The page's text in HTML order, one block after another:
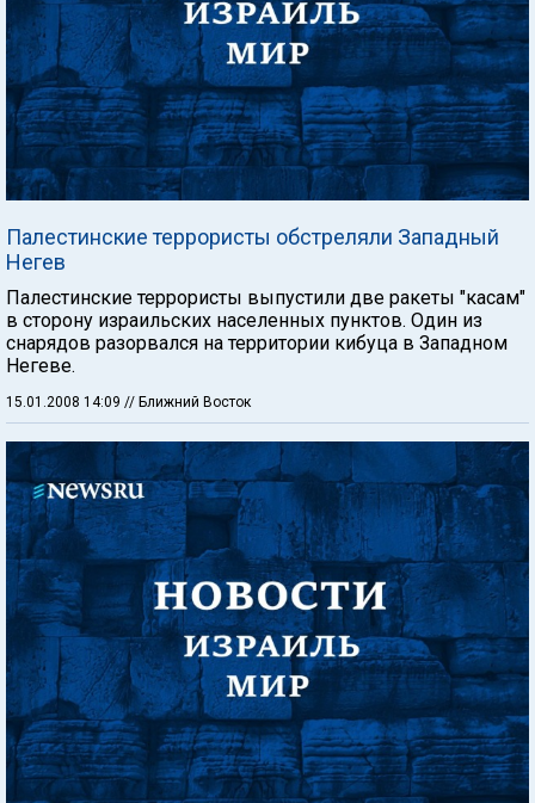
Палестинские террористы обстреляли Западный
Негев
Палестинские террористы выпустили две ракеты "касам"
в сторону израильских населенных пунктов. Один из
снарядов разорвался на территории кибуца в Западном
Негеве.
15.01.2008 14:09 // Ближний Восток